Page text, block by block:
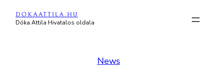
Ugrás
DOKAATTILA.HU
Dóka Attila Hivatalos oldala
News